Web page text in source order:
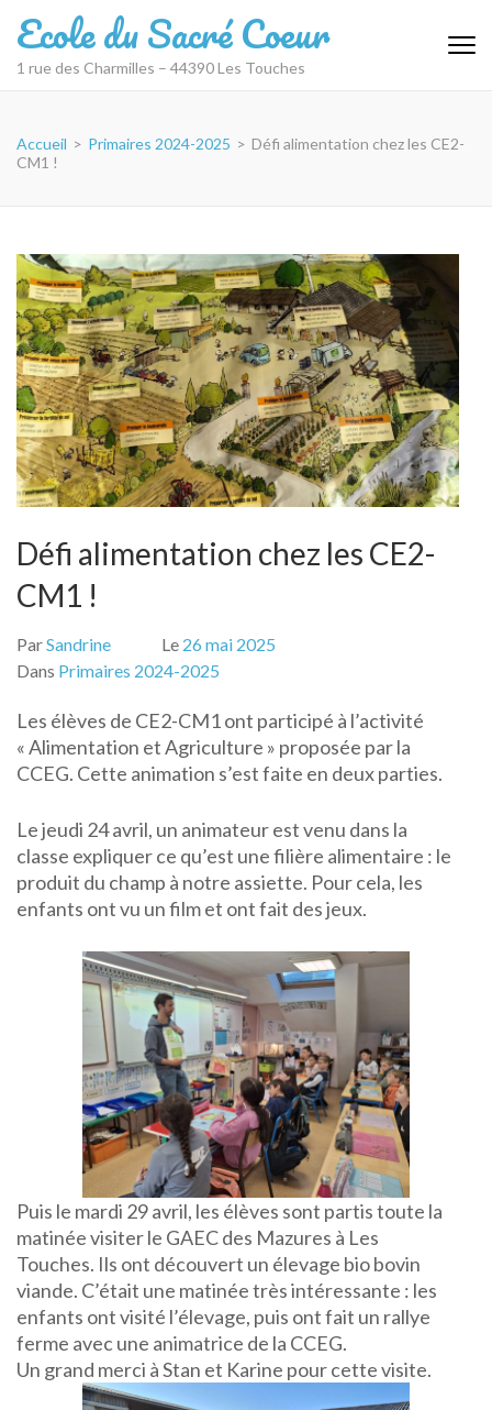
au
contenu
Ecole du Sacré Coeur
1 rue des Charmilles – 44390 Les Touches
Accueil > Primaires 2024-2025 > Défi alimentation chez les CE2-
CM1 !
Défi alimentation chez les CE2-
CM1 !
ParSandrine Le 26 mai 2025
Dans Primaires 2024-2025
Les élèves de CE2-CM1 ont participé à l’activité
« Alimentation et Agriculture » proposée par la
CCEG. Cette animation s’est faite en deux parties.
Le jeudi 24 avril, un animateur est venu dans la
classe expliquer ce qu’est une filière alimentaire : le
produit du champ à notre assiette. Pour cela, les
enfants ont vu un film et ont fait des jeux.
Puis le mardi 29 avril, les élèves sont partis toute la
matinée visiter le GAEC des Mazures à Les
Touches. Ils ont découvert un élevage bio bovin
viande. C’était une matinée très intéressante : les
enfants ont visité l’élevage, puis ont fait un rallye
ferme avec une animatrice de la CCEG.
Un grand merci à Stan et Karine pour cette visite.